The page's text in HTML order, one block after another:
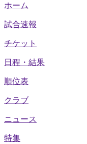
ホーム
試合速報
チケット
日程・結果
順位表
クラブ
ニュース
特集